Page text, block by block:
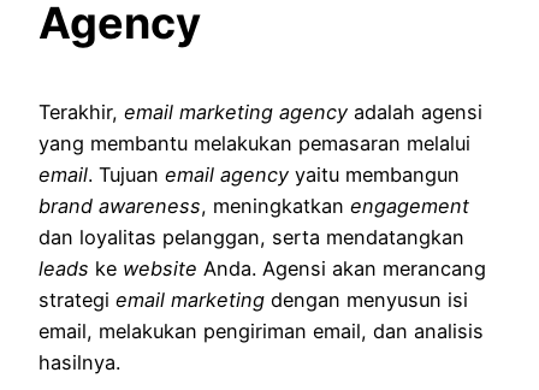
Agency
Terakhir, email marketing agency adalah agensi
yang membantu melakukan pemasaran melalui
email. Tujuan email agency yaitu membangun
brand awareness, meningkatkan engagement
dan loyalitas pelanggan, serta mendatangkan
leads ke website Anda. Agensi akan merancang
strategi email marketing dengan menyusun isi
email, melakukan pengiriman email, dan analisis
hasilnya.